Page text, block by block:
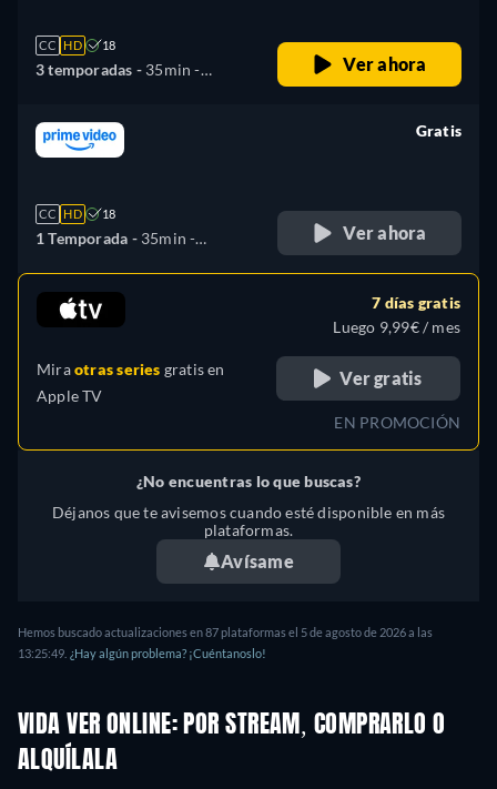
CC HD 18
3 temporadas - 35min -
Francés, Italiano
Ver ahora
CC HD 18
1 Temporada - 35min -
Italiano
Gratis
Ver ahora
Miraotras series gratis en
Apple TV
7 días gratis
Luego 9,99€ / mes
Ver gratis
EN PROMOCIÓN
¿No encuentras lo que buscas?
Déjanos que te avisemos cuando esté disponible en más
plataformas.
Avísame
Hemos buscado actualizaciones en87plataformas el 5 de agosto de 2026a las
13:25:49 ¿Hay algún problema? ¡Cuéntanoslo!
VIDA VER ONLINE: POR STREAM, COMPRARLO O
ALQUÍLALA